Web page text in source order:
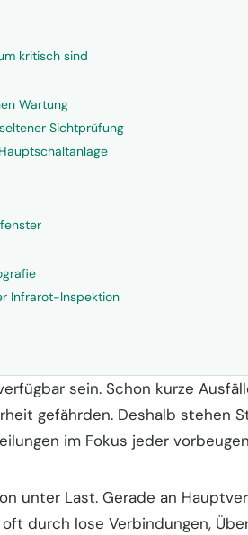
kritisch sind
Wartung
Sichtprüfung
Infrarot-Inspektion
sein. Schon kurze
gefährden. Deshalb stehen
im Fokus jeder
unter Last. Gerade an
durch lose Verbindungen,